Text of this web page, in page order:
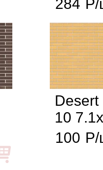
284 Р/
Desert
10
100 Р/